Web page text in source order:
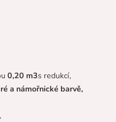
0,20 m3s redukcí,
a námořnické barvě,